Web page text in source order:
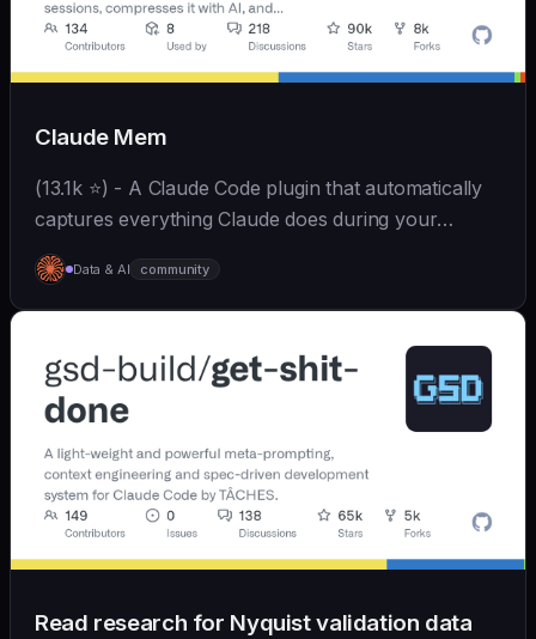
Claude Mem
(13.1k ⭐) - A Claude Code plugin that automatically
captures everything Claude does during your
coding sessions, compresses it with AI (using
Claude's agent-sdk), and injects relevant context
back...
Data & AI community
Read research for Nyquist validation data